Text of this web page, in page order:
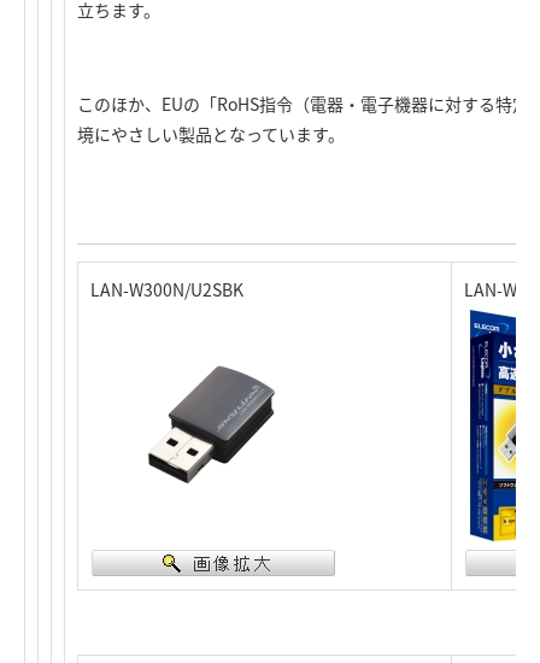
立ちます。
このほか、EUの「RoHS指令（電器・電子機器に対する特
境にやさしい製品となっています。
LAN-W300N/U2SBK LAN-